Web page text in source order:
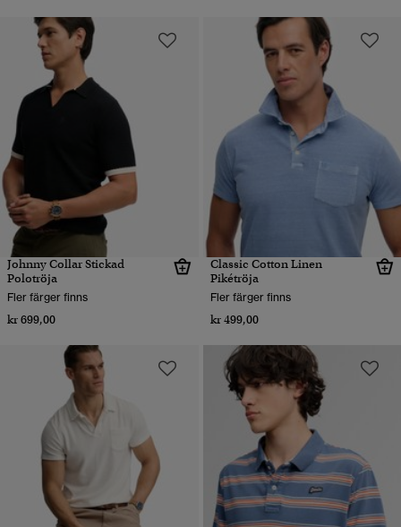
Johnny Collar Stickad
Polotröja
Fler färger finns
kr 699,00
Classic Cotton Linen
Pikétröja
Fler färger finns
kr 499,00